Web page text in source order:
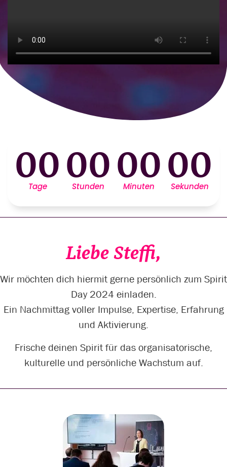
00
Tage
00
Stunden
00
Minuten
00
Sekunden
Liebe Steffi,
Wir möchten dich hiermit gerne persönlich zum Spirit
Day 2024 einladen.
Ein Nachmittag voller Impulse, Expertise, Erfahrung
und Aktivierung.
Frische deinen Spirit für das organisatorische,
kulturelle und persönliche Wachstum auf.